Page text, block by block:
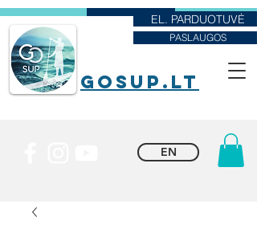
goSUP.lt
EL. PARDUOTUVĖ
PASLAUGOS
EN